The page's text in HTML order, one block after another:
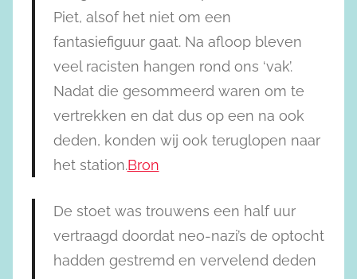
Piet, alsof het niet om een
fantasiefiguur gaat. Na afloop bleven
veel racisten hangen rond ons ‘vak’.
Nadat die gesommeerd waren om te
vertrekken en dat dus op een na ook
deden, konden wij ook teruglopen naar
het station.Bron
De stoet was trouwens een half uur
vertraagd doordat neo-nazi’s de optocht
hadden gestremd en vervelend deden